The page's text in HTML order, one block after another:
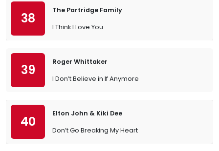
38
The Partridge Family
I Think I Love You
39
Roger Whittaker
I Don’t Believe in If Anymore
40
Elton John & Kiki Dee
Don’t Go Breaking My Heart